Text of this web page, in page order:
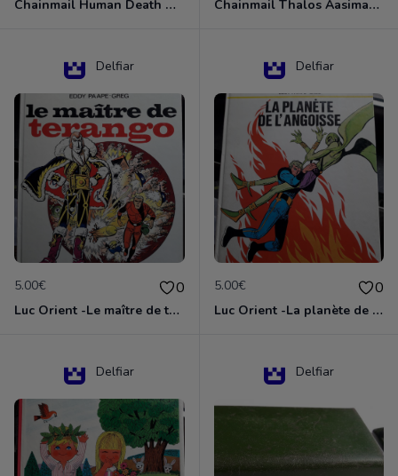
Chainmail Human Death Cleric Chainmail Thalos Aasimar Cleric
Delfiar
5.00€ 0
Luc Orient -Le maître de terango
Delfiar
5.00€ 0
Luc Orient -La planète de l'angoisse
Delfiar Delfiar